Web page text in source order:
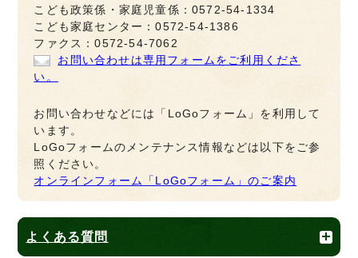
こども政策係・家庭児童係：0572-54-1334
こども家庭センター：0572-54-1386
ファクス：0572-54-7062
お問い合わせは専用フォームをご利用くださ
い。
お問い合わせなどには「LoGoフォーム」を利用して
います。
LoGoフォームのメンテナンス情報などは以下をご参
照ください。
オンラインフォーム「LoGoフォーム」のご案内
よくある質問